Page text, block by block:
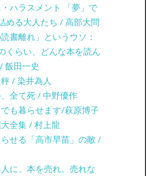
・ハラスメント 「夢」で
める大人たち / 高部大問
読書離れ」というウソ：
くらい、どんな本を読ん
飯田一史
/ 染井為人
全て死 / 中野優作
も暮らせます/萩原博子
全集 / 村上龍
せる「高市早苗」の敵 /
に、本を売れ。売れな